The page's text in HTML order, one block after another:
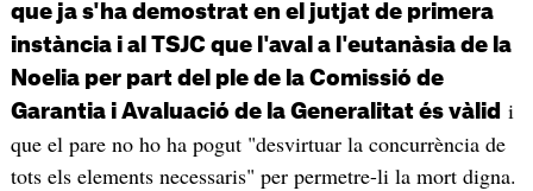
que ja s'ha demostrat en el jutjat de primera
instància i al TSJC que l'aval a l'eutanàsia de la
Noelia per part del ple de la Comissió de
Garantia i Avaluació de la Generalitat és vàlid i
que el pare no ho ha pogut "desvirtuar la concurrència de
tots els elements necessaris" per permetre-li la mort digna.